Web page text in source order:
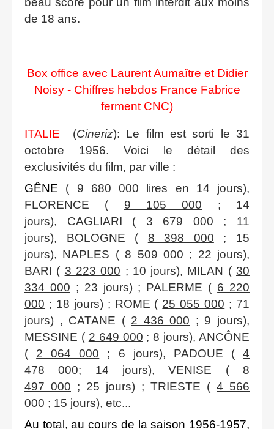
de 18 ans.
Box office avec Laurent Aumaître et Didier
Noisy - Chiffres hebdos France Fabrice
ferment CNC)
ITALIE (Cineriz): Le film est sorti le 31
octobre 1956. Voici le détail des
exclusivités du film, par ville :
GÊNE ( 9 680 000 lires en 14 jours),
FLORENCE ( 9 105 000 ; 14
jours), CAGLIARI ( 3 679 000 ; 11
jours), BOLOGNE ( 8 398 000 ; 15
jours), NAPLES (8 509 000 ; 22 jours),
BARI ( 3 223 000 ; 10 jours), MILAN (30
334 000 ; 23 jours) ; PALERME ( 6 220
000 ; 18 jours) ; ROME ( 25 055 000 ; 71
jours) , CATANE ( 2 436 000 ; 9 jours),
MESSINE ( 2 649 000 ; 8 jours), ANCÔNE
( 2 064 000 ; 6 jours), PADOUE (4
478 000; 14 jours), VENISE (
8
497 000 ; 25 jours) ; TRIESTE ( 4 566
000 ; 15 jours), etc...
Au total, au cours de la saison 1956-1957,